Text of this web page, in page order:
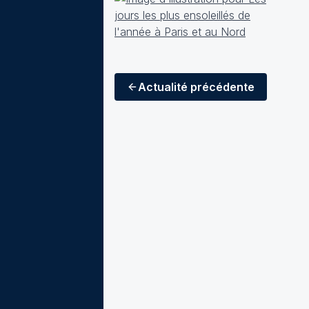
Actualité précédente